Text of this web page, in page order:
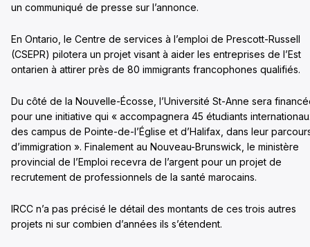
un communiqué de presse sur l’annonce.
En Ontario, le Centre de services à l’emploi de Prescott-Russell
(CSEPR) pilotera un projet visant à aider les entreprises de l’Est
ontarien à attirer près de 80 immigrants francophones qualifiés.
Du côté de la Nouvelle-Écosse, l’Université St-Anne sera
pour une initiative qui « accompagnera 45 étudiants
des campus de Pointe-de-l’Église et d’Halifax, dans leur
d’immigration ». Finalement au Nouveau-Brunswick, le ministère
provincial de l’Emploi recevra de l’argent pour un projet de
recrutement de professionnels de la santé marocains.
IRCC n’a pas précisé le détail des montants de ces trois autres
projets ni sur combien d’années ils s’étendent.